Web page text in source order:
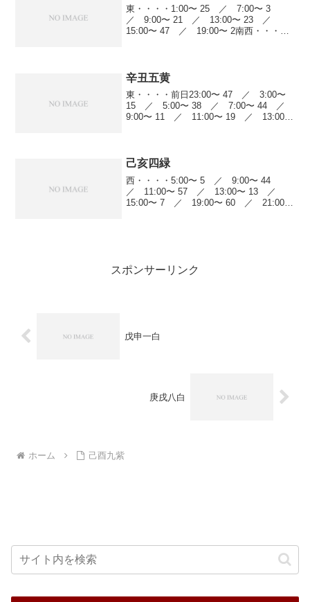
東・・・・1:00〜 25 ／ 7:00〜 3
／ 9:00〜 21 ／ 13:00〜 23 ／
15:00〜 47 ／ 19:00〜 2南西・・・
辛丑五黄
東・・・・前日23:00〜 47 ／ 3:00〜
15 ／ 5:00〜 38 ／ 7:00〜 44 ／
9:00〜 11 ／ 11:00〜 19 ／ 13:00〜
己亥四緑
西・・・・5:00〜 5 ／ 9:00〜 44
／ 11:00〜 57 ／ 13:00〜 13 ／
15:00〜 7 ／ 19:00〜 60 ／ 21:00〜
スポンサーリンク
戊申一白
庚戌八白
ホーム 己酉九紫